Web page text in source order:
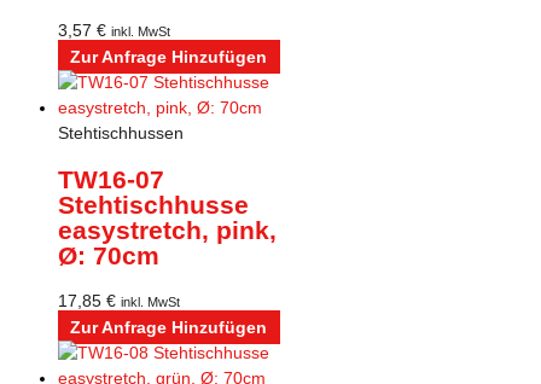
3,57 € inkl. MwSt
Zur Anfrage Hinzufügen
Stehtischhussen
TW16-07
Stehtischhusse
easystretch, pink,
Ø: 70cm
17,85 € inkl. MwSt
Zur Anfrage Hinzufügen